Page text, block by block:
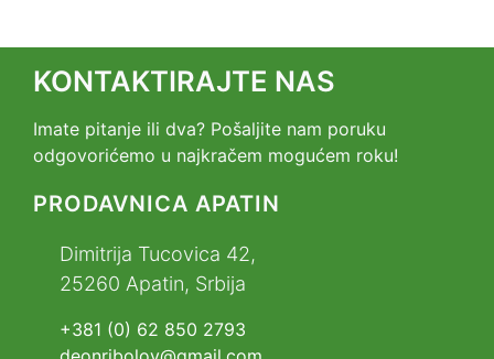
KONTAKTIRAJTE NAS
Imate pitanje ili dva? Pošaljite nam poruku
odgovorićemo u najkračem mogućem roku!
PRODAVNICA APATIN
Dimitrija Tucovica 42,
25260 Apatin, Srbija
+381 (0) 62 850 2793